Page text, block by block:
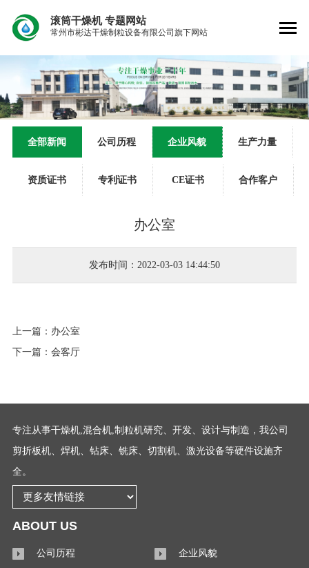
滚筒干燥机专题网站
常州市彬达干燥制粒设备有限公司旗下网站
全部新闻 公司历程 企业风貌 生产力量
资质证书 专利证书 CE证书 合作客户
办公室
发布时间：2022-03-03 14:44:50
上一篇： 办公室
下一篇： 会客厅
专注从事干燥机,混合机,制粒机研究、开发、设计与制造，我公司
剪折板机、焊机、钻床、铣床、切割机、激光设备等硬件设施齐
全。
ABOUT US
公司历程
企业风貌